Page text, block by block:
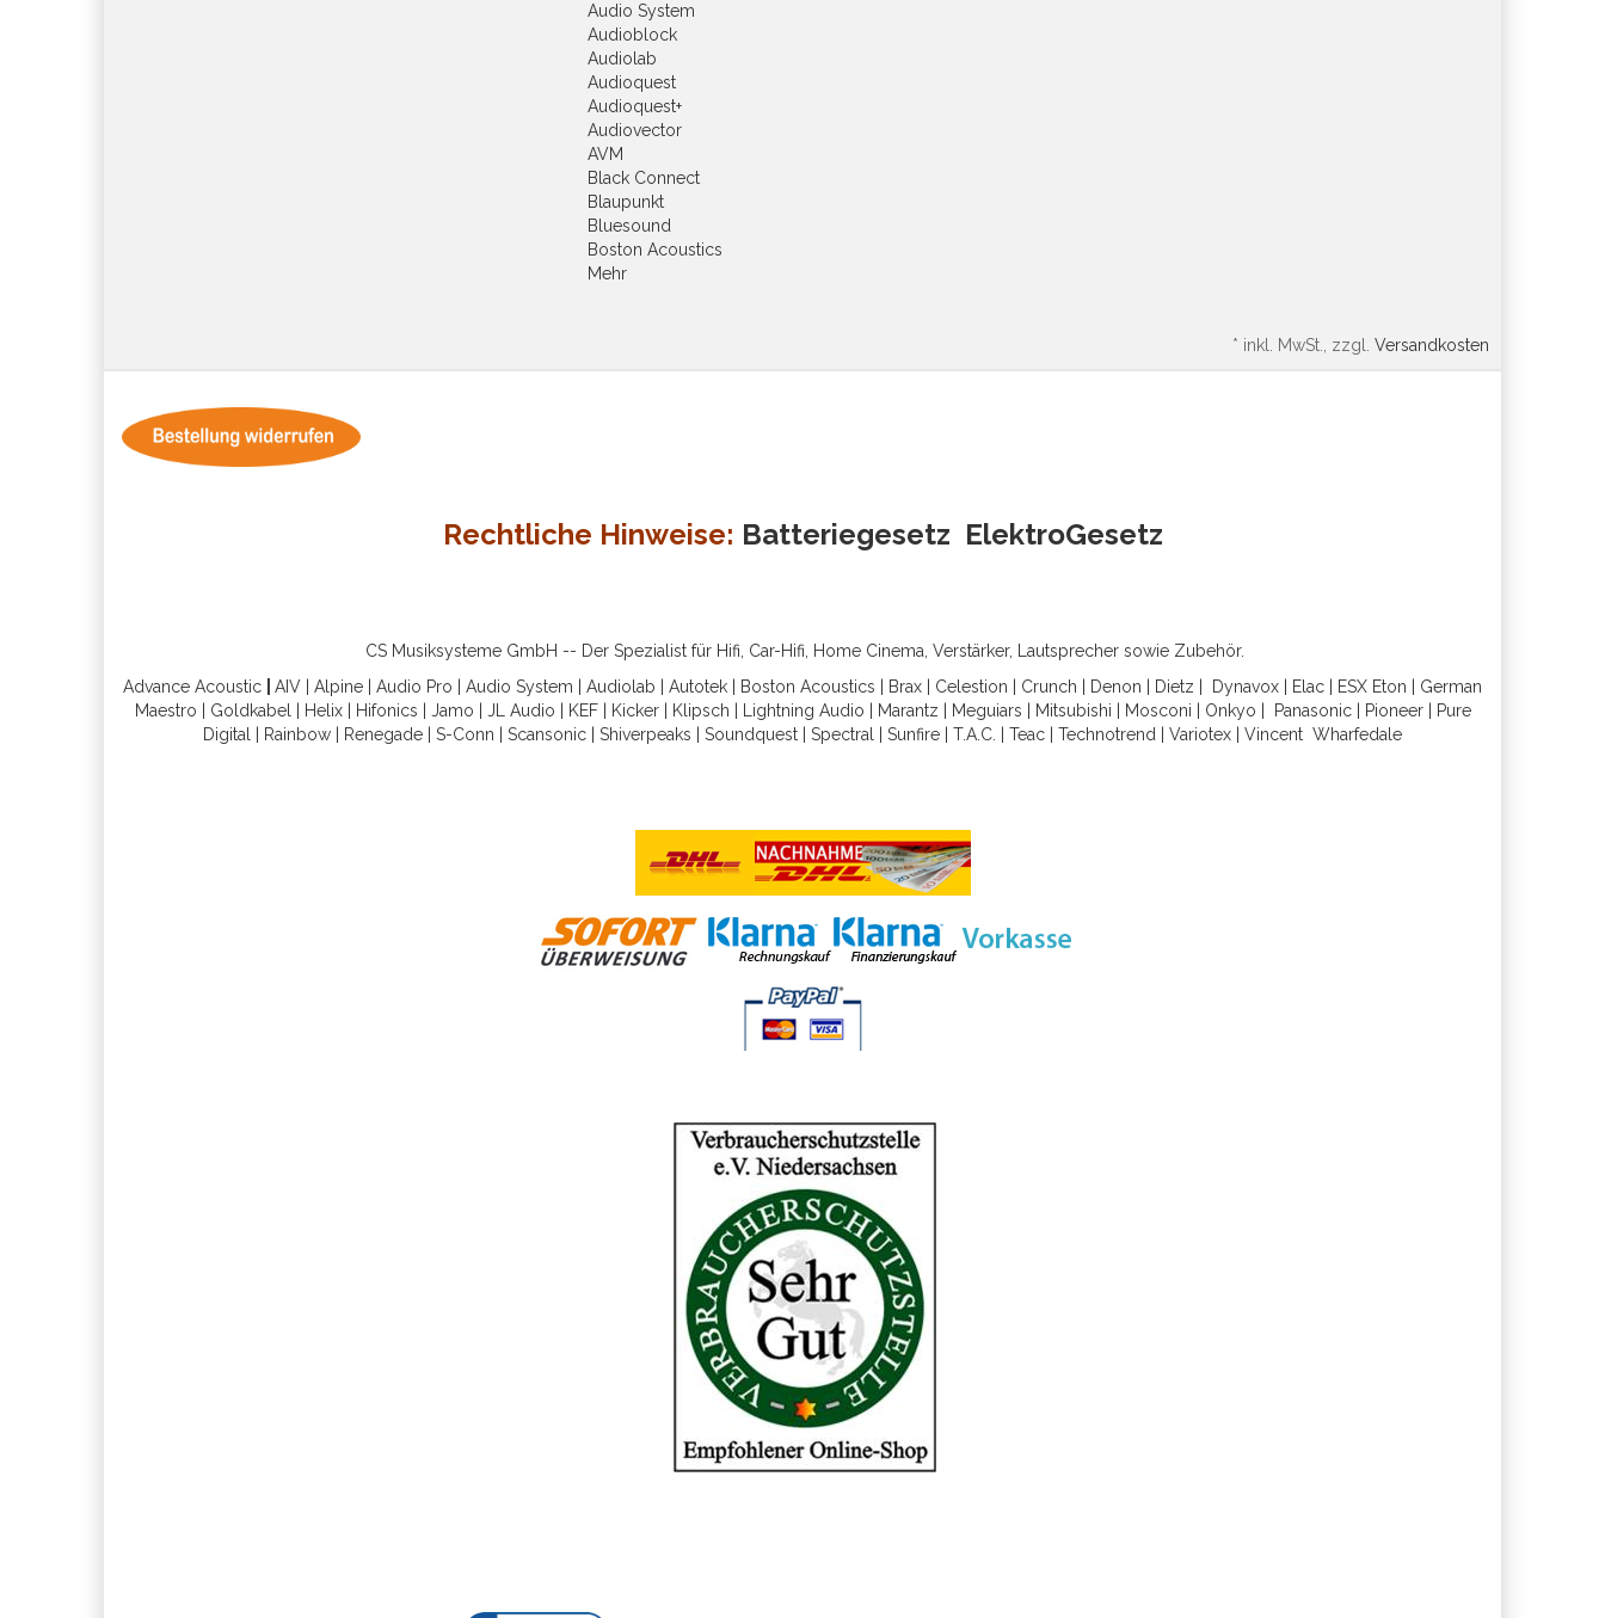
Audio System
Audioblock
Audiolab
Audioquest
Audioquest+
Audiovector
AVM
Black Connect
Blaupunkt
Bluesound
Boston Acoustics
Mehr
* inkl. MwSt., zzgl. Versandkosten
Rechtliche Hinweise: Batteriegesetz ElektroGesetz
CS Musiksysteme GmbH -- Der Spezialist für Hifi, Car-Hifi, Home Cinema, Verstärker, Lautsprecher sowie Zubehör.
Advance Acoustic
AIV Alpine Audio Pro Audio System Audiolab Autotek Boston Acoustics Brax Celestion Crunch Denon Dietz Dynavox Elac ESX Eton
German
Maestro
Goldkabel Helix| Hifonics Jamo JL Audio KEF| Kicker| Klipsch Lightning Audio Marantz Meguiars Mitsubishi Mosconi Onkyo Panasonic| Pioneer|
Pure
Digital
Rainbow Renegade S-Conn Scansonic Shiverpeaks Soundquest Spectral Sunfire T.A.C. Teac Technotrend Variotex Vincent Wharfedal e